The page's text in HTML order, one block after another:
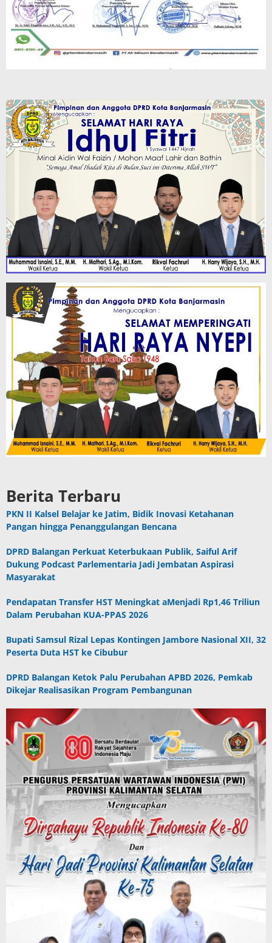
Berita Terbaru
PKN II Kalsel Belajar ke Jatim, Bidik Inovasi Ketahanan
Pangan hingga Penanggulangan Bencana
DPRD Balangan Perkuat Keterbukaan Publik, Saiful Arif
Dukung Podcast Parlementaria Jadi Jembatan Aspirasi
Masyarakat
Pendapatan Transfer HST Meningkat aMenjadi Rp1,46 Triliun
Dalam Perubahan KUA-PPAS 2026
Bupati Samsul Rizal Lepas Kontingen Jambore Nasional XII, 32
Peserta Duta HST ke Cibubur
DPRD Balangan Ketok Palu Perubahan APBD 2026, Pemkab
Dikejar Realisasikan Program Pembangunan